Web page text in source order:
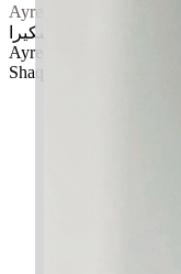
Ayreen Shaqira
ايرين شكيرا
Ayreen: Kedamaian,
Shaqira: Syukur,
✚ Baju Baby